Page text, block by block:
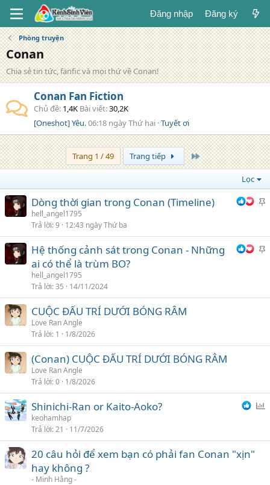
Đăng nhập Đăng ký
Phòng truyện
Conan
Chia sẻ tin tức, fanfic và mọi thứ về Conan!
Conan Fan Fiction
Chủ đề 1,4K Bài viết 30,2K
[Oneshot] Yêu.06:18 ngày Thứ hai Tuyết ơi
Trang 1 / 49 Trang tiếp Trang cuối
Lọc
Dòng thời gian trong Conan (Timeline)
hell_angel1795
Trả lời 9 12:43 ngày Thứ ba
Hệ thống cảnh sát trong Conan - Những
ai có thể là trùm BO?
hell_angel1795
Trả lời 35 14/11/2024
CUỘC ĐẤU TRÍ DƯỚI BÓNG RÂM
Love Ran Angle
Trả lời 1 1/8/2026
(Conan) CUỘC ĐẤU TRÍ DƯỚI BÓNG RÂM
Love Ran Angle
Trả lời 0 1/8/2026
h
Shinichi-Ran or Kaito-Aoko?
keohamhap
Trả lời 21 11/7/2026
20 câu hỏi để xem bạn có phải fan Conan "xịn"
hay không ?
- Minh Hằng -